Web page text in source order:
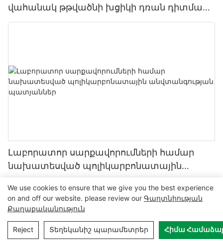
վահանակ թթվածնի խցիկի դռան դիտման
պատուհանի համար
Լաբորատոր սարքավորումների համար
նախատեսված պոլիկարբոնատային
We use cookies to ensure that we give you the best experience
on and off our website. please review our Գաղտնիության
Քաղաքականություն
Reject Տեղեկանիշ պարամետրեր Հիմա